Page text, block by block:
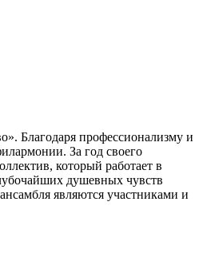
Благодаря профессионализму и
За год своего
который работает в
душевных чувств
являются участниками и